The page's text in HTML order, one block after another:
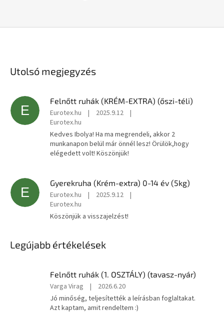
Utolsó megjegyzés
E
Felnőtt ruhák (KRÉM-EXTRA) (őszi-téli)
Eurotex.hu | 2025.9.12
|
Eurotex.hu
Kedves Ibolya! Ha ma megrendeli, akkor 2
munkanapon belül már önnél lesz! Örülök,hogy
elégedett volt! Köszönjük!
E
Gyerekruha (Krém-extra) 0-14 év (5kg)
Eurotex.hu | 2025.9.12
|
Eurotex.hu
Köszönjük a visszajelzést!
Legújabb értékelések
Felnőtt ruhák (1. OSZTÁLY) (tavasz-nyár)
A
termék
értékelése
Varga Virag |
2026.6.20
Jó minőség, teljesítették a leírásban foglaltakat.
Azt kaptam, amit rendeltem :)